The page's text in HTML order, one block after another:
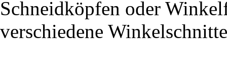
Schneidköpfen oder
verschiedene